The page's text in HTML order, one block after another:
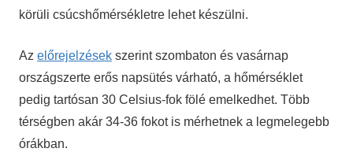
körüli csúcshőmérsékletre lehet készülni.
Az előrejelzések szerint szombaton és vasárnap
országszerte erős napsütés várható, a hőmérséklet
pedig tartósan 30 Celsius-fok fölé emelkedhet. Több
térségben akár 34-36 fokot is mérhetnek a legmelegebb
órákban.